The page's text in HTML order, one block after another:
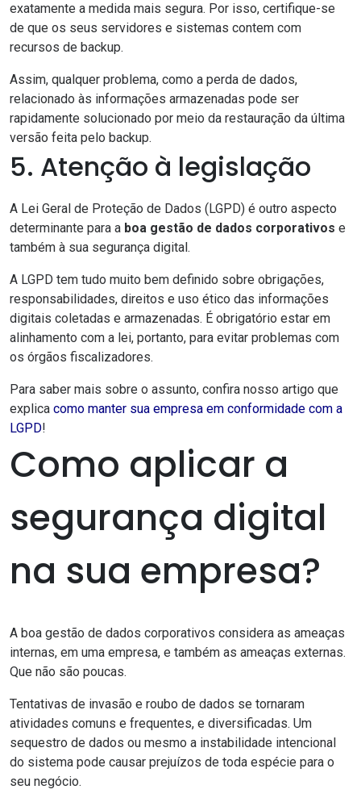
exatamente a medida mais segura. Por isso, certifique-se
de que os seus servidores e sistemas contem com
recursos de backup.
Assim, qualquer problema, como a perda de dados,
relacionado às informações armazenadas pode ser
rapidamente solucionado por meio da restauração da última
versão feita pelo backup.
5. Atenção à legislação
A Lei Geral de Proteção de Dados (LGPD) é outro aspecto
determinante para a boa gestão de dados corporativos e
também à sua segurança digital.
A LGPD tem tudo muito bem definido sobre obrigações,
responsabilidades, direitos e uso ético das informações
digitais coletadas e armazenadas. É obrigatório estar em
alinhamento com a lei, portanto, para evitar problemas com
os órgãos fiscalizadores.
Para saber mais sobre o assunto, confira nosso artigo que
explica como manter sua empresa em conformidade com a
LGPD!
Como aplicar a
segurança digital
na sua empresa?
A boa gestão de dados corporativos considera as ameaças
internas, em uma empresa, e também as ameaças externas.
Que não são poucas.
Tentativas de invasão e roubo de dados se tornaram
atividades comuns e frequentes, e diversificadas. Um
sequestro de dados ou mesmo a instabilidade intencional
do sistema pode causar prejuízos de toda espécie para o
seu negócio.